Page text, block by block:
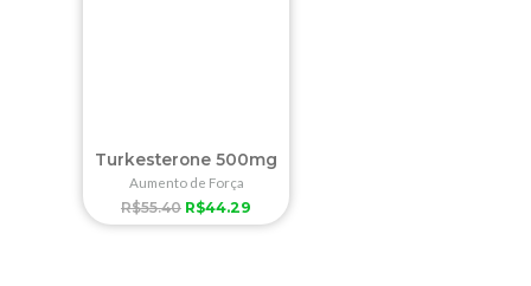
Turkesterone 500mg
Aumento de Força
R$55.40 R$44.29